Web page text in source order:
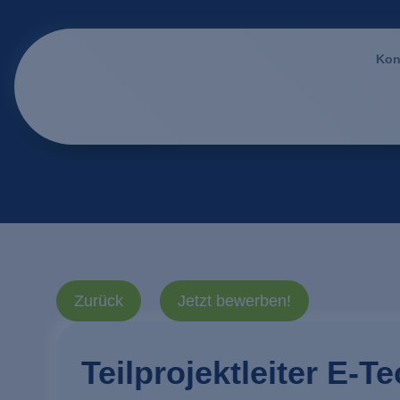
Zurück Jetzt bewerben!
Teilprojektleiter E-